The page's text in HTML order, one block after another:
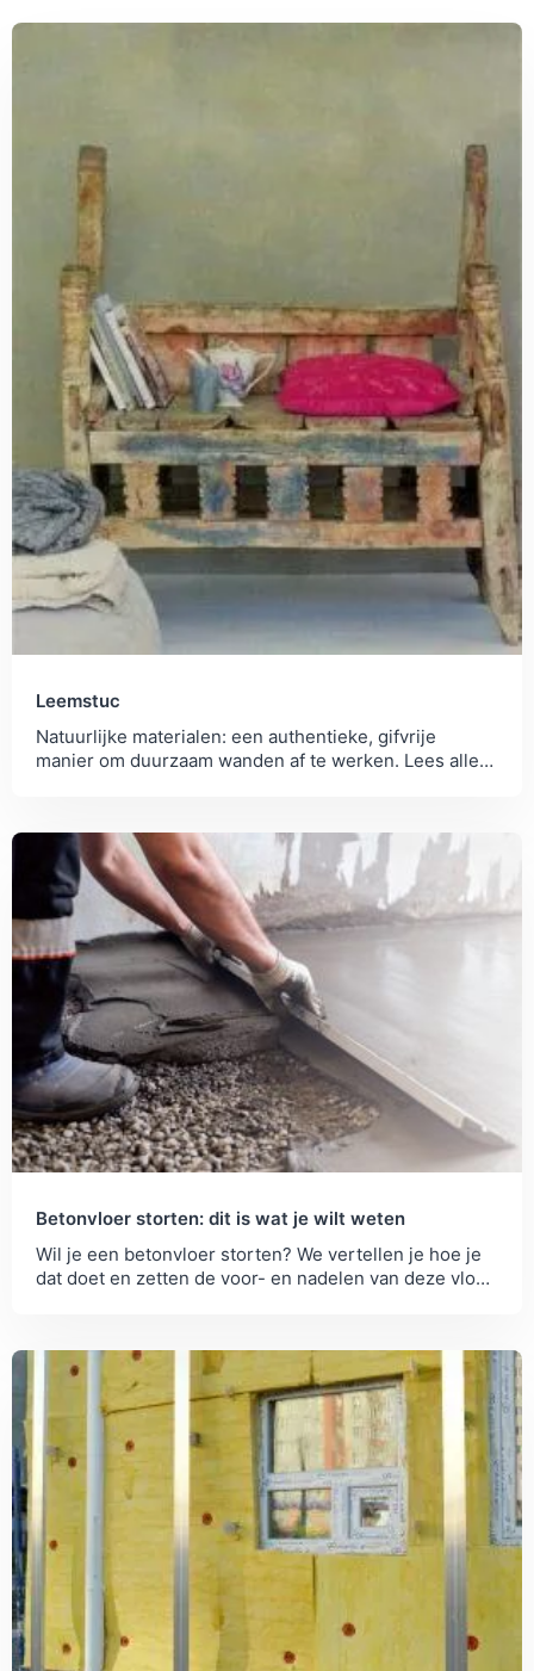
Leemstuc
Natuurlijke materialen: een authentieke, gifvrije
manier om duurzaam wanden af te werken. Lees alles
Betonvloer storten: dit is wat je wilt weten
Wil je een betonvloer storten? We vertellen je hoe je
dat doet en zetten de voor- en nadelen van deze vloer